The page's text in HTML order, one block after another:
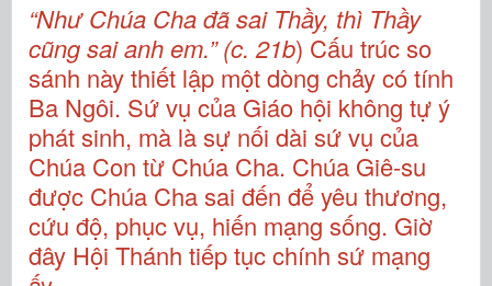
“Như Chúa Cha đã sai Thầy, thì Thầy
cũng sai anh em.” (c. 21b) Cấu trúc so
sánh này thiết lập một dòng chảy có tính
Ba Ngôi. Sứ vụ của Giáo hội không tự ý
phát sinh, mà là sự nối dài sứ vụ của
Chúa Con từ Chúa Cha. Chúa Giê-su
được Chúa Cha sai đến để yêu thương,
cứu độ, phục vụ, hiến mạng sống. Giờ
đây Hội Thánh tiếp tục chính sứ mạng